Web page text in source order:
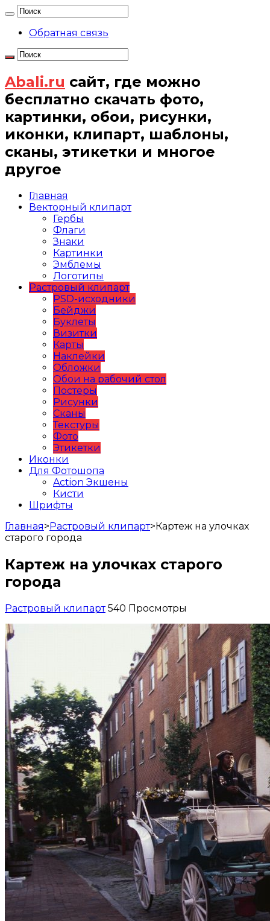
Обратная связь
Abali.ru сайт, где можно
бесплатно скачать фото,
картинки, обои, рисунки,
иконки, клипарт, шаблоны,
сканы, этикетки и многое
другое
Главная
Векторный клипарт
Гербы
Флаги
Знаки
Картинки
Эмблемы
Логотипы
Растровый клипарт
PSD-исходники
Бейджи
Буклеты
Визитки
Карты
Наклейки
Обложки
Обои на рабочий стол
Постеры
Рисунки
Сканы
Текстуры
Фото
Этикетки
Иконки
Для Фотошопа
Action Экшены
Кисти
Шрифты
Главная>Растровый клипарт>Картеж на улочках
старого города
Картеж на улочках старого
города
Растровый клипарт 540 Просмотры